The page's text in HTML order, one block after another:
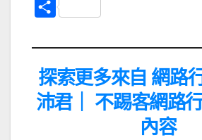
c
o
o
n
n
g
d
分
探索更多來自 網路
沛君｜ 不踢客網路
內容